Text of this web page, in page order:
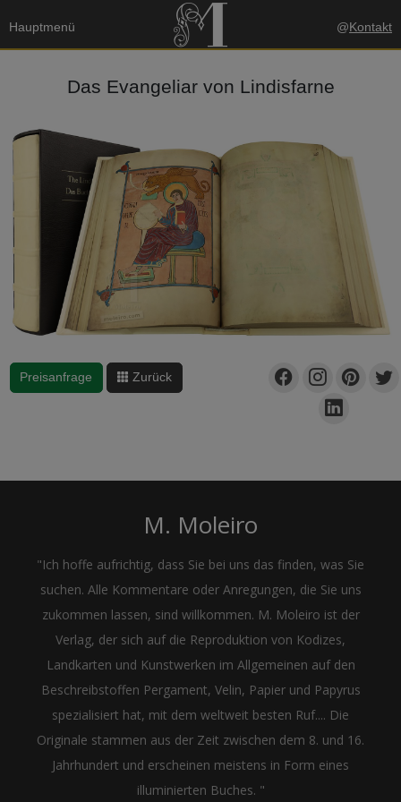
Hauptmenü @Kontakt
Das Evangeliar von Lindisfarne
Preisanfrage Zurück
M. Moleiro
"Ich hoffe aufrichtig, dass Sie bei uns das finden, was Sie
suchen. Alle Kommentare oder Anregungen, die Sie uns
zukommen lassen, sind willkommen. M. Moleiro ist der
Verlag, der sich auf die Reproduktion von Kodizes,
Landkarten und Kunstwerken im Allgemeinen auf den
Beschreibstoffen Pergament, Velin, Papier und Papyrus
spezialisiert hat, mit dem weltweit besten Ruf.... Die
Originale stammen aus der Zeit zwischen dem 8. und 16.
Jahrhundert und erscheinen meistens in Form eines
illuminierten Buches. "